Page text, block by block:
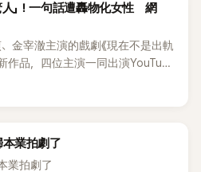
也即將突破百萬訂閱，近年內容深
二春。
人」！一句話遭轟物化女性 網
金宰澈主演的戲劇《現在不是出軌
作品，四位主演一同出演YouTube
卻意外掀起爭議。不少網友認
業拍劇了
業拍劇了